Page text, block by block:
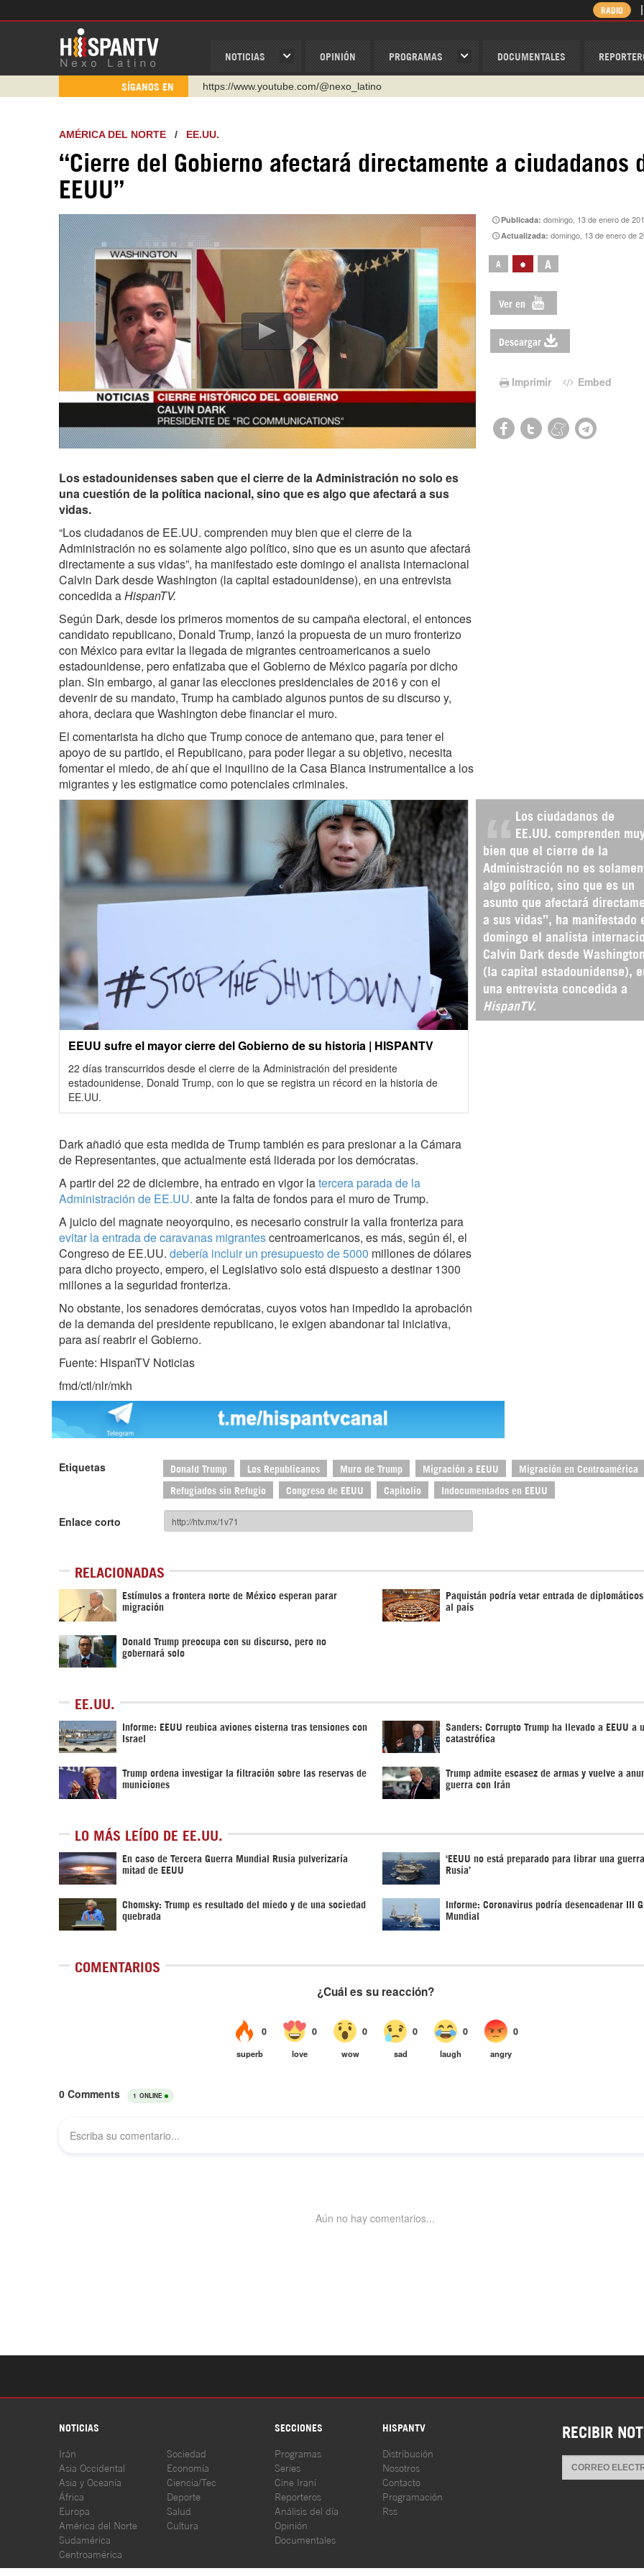
NOTICIAS OPINIÓN PROGRAMAS DOCUMENTALES
RADIO
SÍGANOS EN
http://twitter.com/nexo_latino
https://urmedium.com/c/hispantv
WhatsApp y Viber: +98 921 79 29 404
Instagram como: hispan_tv
https://www.youtube.com/@nexo_latino
AMÉRICA DEL NORTE / EE.UU.
“Cierre del Gobierno afectará directamente a ciudadanos
EEUU”
Publicada:domingo, 13 de enero de
Actualizada:domingo, 13 de enero de
A • A
Ver en
Descargar
Imprimir Embed
Los estadounidenses saben que el cierre de la Administración no solo es
una cuestión de la política nacional, sino que es algo que afectará a sus
vidas.
“Los ciudadanos de EE.UU. comprenden muy bien que el cierre de la
Administración no es solamente algo político, sino que es un asunto que afectará
directamente a sus vidas”, ha manifestado este domingo el analista internacional
Calvin Dark desde Washington (la capital estadounidense), en una entrevista
concedida aHispanTV.
Según Dark, desde los primeros momentos de su campaña electoral, el entonces
candidato republicano, Donald Trump, lanzó la propuesta de un muro fronterizo
con México para evitar la llegada de migrantes centroamericanos a suelo
estadounidense, pero enfatizaba que el Gobierno de México pagaría por dicho
plan. Sin embargo, al ganar las elecciones presidenciales de 2016 y con el
devenir de su mandato, Trump ha cambiado algunos puntos de su discurso y,
ahora, declara que Washington debe financiar el muro.
El comentarista ha dicho que Trump conoce de antemano que, para tener el
apoyo de su partido, el Republicano, para poder llegar a su objetivo, necesita
fomentar el miedo, de ahí que el inquilino de la Casa Blanca instrumentalice a los
migrantes y les estigmatice como potenciales criminales.
Los ciudadanos de
EE.UU. comprenden
bien que el cierre de la
Administración no es
algo político, sino que es un
asunto que afectará
a sus vidas”, ha manifestado
domingo el analista
Calvin Dark desde Washington
(la capital estadounidense),
una entrevista concedida a
HispanTV.
EEUU sufre el mayor cierre del Gobierno de su historia | HISPANTV
22 días transcurridos desde el cierre de la Administración del presidente
estadounidense, Donald Trump, con lo que se registra un récord en la historia de
EE.UU.
Dark añadió que esta medida de Trump también es para presionar a la Cámara
de Representantes, que actualmente está liderada por los demócratas.
A partir del 22 de diciembre, ha entrado en vigor latercera parada de la
Administración de EE.UU. ante la falta de fondos para el muro de Trump.
A juicio del magnate neoyorquino, es necesario construir la valla fronteriza para
evitar la entrada de caravanas migrantescentroamericanos, es más, según él, el
Congreso de EE.UU. debería incluir un presupuesto de 5000 millones de dólares
para dicho proyecto, empero, el Legislativo solo está dispuesto a destinar 1300
millones a la seguridad fronteriza.
No obstante, los senadores demócratas, cuyos votos han impedido la aprobación
de la demanda del presidente republicano, le exigen abandonar tal iniciativa,
para así reabrir el Gobierno.
Fuente: HispanTV Noticias
fmd/ctl/nlr/mkh
Etiquetas Donald Trump Los Republicanos Muro de Trump Migración a EEUU Migración en Centroamérica
Refugiados sin Refugio Congreso de EEUU Capitolio Indocumentados en EEUU
Enlace corto
RELACIONADAS
Estímulos a frontera norte de México esperan parar
migración
Paquistán podría vetar entrada de diplomáticos
al país
Donald Trump preocupa con su discurso, pero no
gobernará solo
EE.UU.
Informe: EEUU reubica aviones cisterna tras tensiones con
Israel
Sanders: Corrupto Trump ha llevado a EEUU a
catastrófica
Trump ordena investigar la filtración sobre las reservas de
municiones
Trump admite escasez de armas y vuelve a
guerra con Irán
LO MÁS LEÍDO DE EE.UU.
En caso de Tercera Guerra Mundial Rusia pulverizaría
mitad de EEUU
‘EEUU no está preparado para librar una
Rusia’
Chomsky: Trump es resultado del miedo y de una sociedad
quebrada
Informe: Coronavirus podría desencadenar III
Mundial
COMENTARIOS
NOTICIAS SECCIONES HISPANTV
Irán
Asia Occidental
Asia y Oceanía
África
Europa
América del Norte
Sudamérica
Centroamérica
Sociedad
Economía
Ciencia/Tec
Deporte
Salud
Cultura
Programas
Series
Cine Iraní
Reporteros
Análisis del día
Opinión
Documentales
Distribución
Nosotros
Contacto
Programación
Rss
RECIBIR